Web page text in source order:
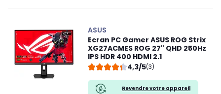
ASUS
Ecran PC Gamer ASUS ROG Strix
XG27ACMES ROG 27" QHD 250Hz
IPS HDR 400 HDMI 2.1
4,3/5(3)
Revendre votre appareil